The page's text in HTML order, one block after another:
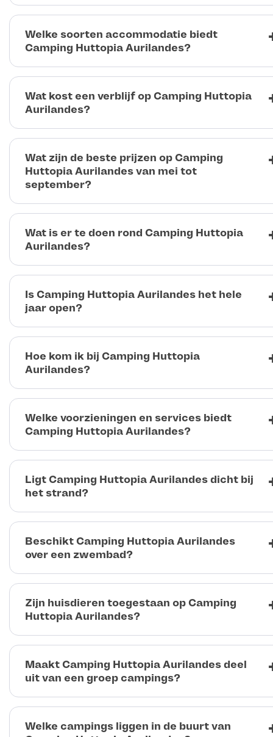
Welke soorten accommodatie biedt
Camping Huttopia Aurilandes?
Wat kost een verblijf op Camping Huttopia
Aurilandes?
Wat zijn de beste prijzen op Camping
Huttopia Aurilandes van mei tot
september?
Wat is er te doen rond Camping Huttopia
Aurilandes?
Is Camping Huttopia Aurilandes het hele
jaar open?
Hoe kom ik bij Camping Huttopia
Aurilandes?
Welke voorzieningen en services biedt
Camping Huttopia Aurilandes?
Ligt Camping Huttopia Aurilandes dicht bij
het strand?
Beschikt Camping Huttopia Aurilandes
over een zwembad?
Zijn huisdieren toegestaan op Camping
Huttopia Aurilandes?
Maakt Camping Huttopia Aurilandes deel
uit van een groep campings?
Welke campings liggen in de buurt van